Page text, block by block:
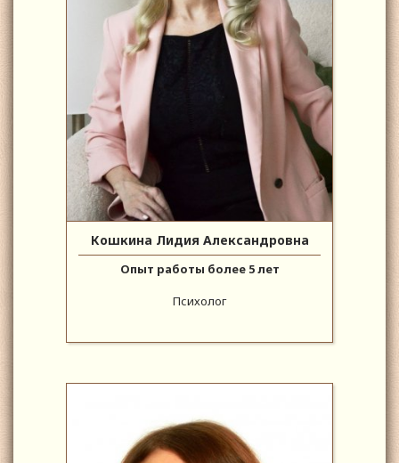
Кошкина Лидия Александровна
Опыт работы более 5 лет
Психолог